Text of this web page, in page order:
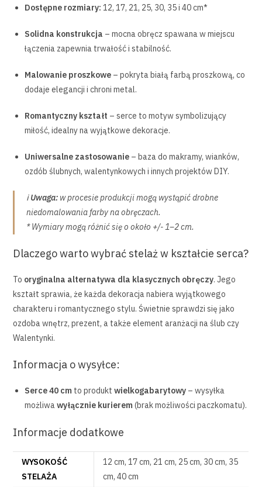
Dostępne rozmiary: 12, 17, 21, 25, 30, 35 i 40 cm*
Solidna konstrukcja – mocna obręcz spawana w miejscu
łączenia zapewnia trwałość i stabilność.
Malowanie proszkowe – pokryta białą farbą proszkową, co
dodaje elegancji i chroni metal.
Romantyczny kształt – serce to motyw symbolizujący
miłość, idealny na wyjątkowe dekoracje.
Uniwersalne zastosowanie – baza do makramy, wianków,
ozdób ślubnych, walentynkowych i innych projektów DIY.
ℹ️Uwaga: w procesie produkcji mogą wystąpić drobne
niedomalowania farby na obręczach.
* Wymiary mogą różnić się o około +/- 1–2 cm.
Dlaczego warto wybrać stelaż w kształcie serca?
To oryginalna alternatywa dla klasycznych obręczy. Jego
kształt sprawia, że każda dekoracja nabiera wyjątkowego
charakteru i romantycznego stylu. Świetnie sprawdzi się jako
ozdoba wnętrz, prezent, a także element aranżacji na ślub czy
Walentynki.
Informacja o wysyłce:
Serce 40 cm to produktwielkogabarytowy – wysyłka
możliwawyłącznie kurierem (brak możliwości paczkomatu).
Informacje dodatkowe
WYSOKOŚĆ
STELAŻA
12 cm, 17 cm, 21 cm, 25 cm, 30 cm, 35
cm, 40 cm